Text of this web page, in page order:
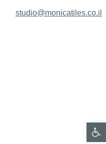
studio@monicatiles.co.il
פתח סרגל נגישות